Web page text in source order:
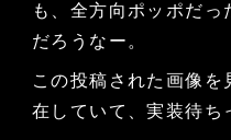
も、全方向ポッポだっ
だろうなー。
この投稿された画像を
在していて、実装待ち